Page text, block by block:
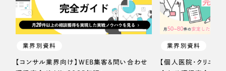
業界別資料
【コンサル業界向け】WEB集客＆問い合わせ
業界別資料
【個人医院・クリニッ